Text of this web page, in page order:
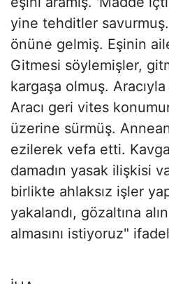
yine tehditler savurmuş.
önüne gelmiş. Eşinin
Gitmesi söylemişler,
kargaşa olmuş.
Aracı geri vites
üzerine sürmüş.
ezilerek vefa etti.
damadın yasak ilişkisi
birlikte ahlaksız işler
yakalandı, gözaltına
almasını istiyoruz"